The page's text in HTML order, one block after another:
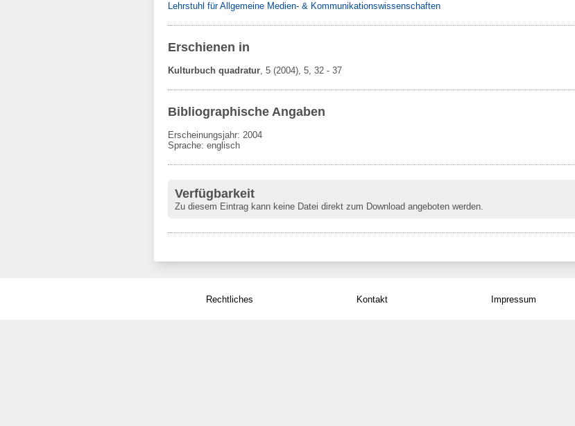
Lehrstuhl für Allgemeine Medien- & Kommunikationswissenschaften
Erschienen in
Kulturbuch quadratur, 5 (2004), 5, 32 - 37
Bibliographische Angaben
Erscheinungsjahr: 2004
Sprache: englisch
Verfügbarkeit
Zu diesem Eintrag kann keine Datei direkt zum Download angeboten werden.
Rechtliches Kontakt Impressum